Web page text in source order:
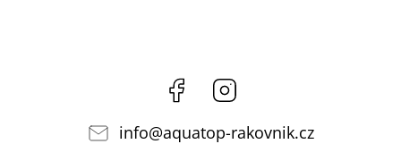
Facebook
info@aquatop-rakovnik.cz